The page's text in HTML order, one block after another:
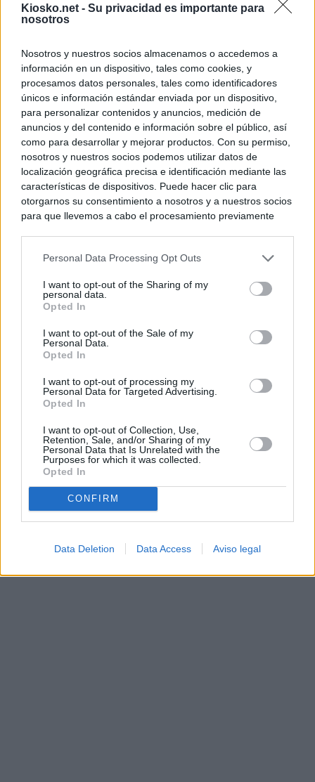
Kiosko.net - Su privacidad es importante para
nosotros
Nosotros y nuestros socios almacenamos o accedemos a
información en un dispositivo, tales como cookies, y
procesamos datos personales, tales como identificadores
únicos e información estándar enviada por un dispositivo,
para personalizar contenidos y anuncios, medición de
anuncios y del contenido e información sobre el público, así
como para desarrollar y mejorar productos. Con su permiso,
nosotros y nuestros socios podemos utilizar datos de
localización geográfica precisa e identificación mediante las
características de dispositivos. Puede hacer clic para
otorgarnos su consentimiento a nosotros y a nuestros socios
para que llevemos a cabo el procesamiento previamente
negar su consentimiento. Tenga en cuenta que algún
de su consentimiento, pero usted tiene el derecho de
rechazar tal procesamiento. Sus preferencias se aplicarán
cualquier momento entrando de nuevo en este sitio web o
visitando nuestra política de privacidad.
Personal Data Processing Opt Outs
I want to opt-out of the Sharing of my
personal data.
Opted In
I want to opt-out of the Sale of my
Personal Data.
Opted In
I want to opt-out of processing my
Personal Data for Targeted Advertising.
Opted In
I want to opt-out of Collection, Use,
Retention, Sale, and/or Sharing of my
Personal Data that Is Unrelated with the
Purposes for which it was collected.
Opted In
CONFIRM
Data Deletion Data Access Aviso legal